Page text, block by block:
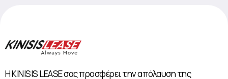
Η KINISIS LEASE σας προσφέρει την απόλαυση της